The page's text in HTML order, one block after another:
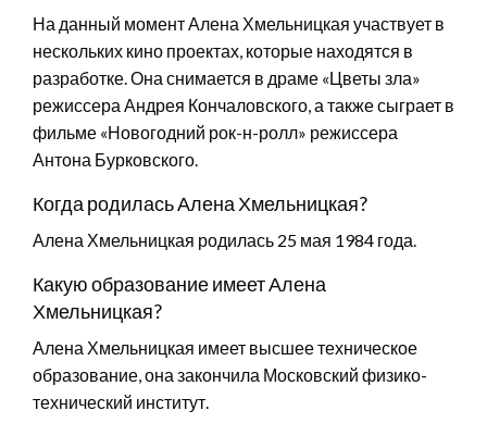
На данный момент Алена Хмельницкая участвует в
нескольких кино проектах, которые находятся в
разработке. Она снимается в драме «Цветы зла»
режиссера Андрея Кончаловского, а также сыграет в
фильме «Новогодний рок-н-ролл» режиссера
Антона Бурковского.
Когда родилась Алена Хмельницкая?
Алена Хмельницкая родилась 25 мая 1984 года.
Какую образование имеет Алена
Хмельницкая?
Алена Хмельницкая имеет высшее техническое
образование, она закончила Московский физико-
технический институт.